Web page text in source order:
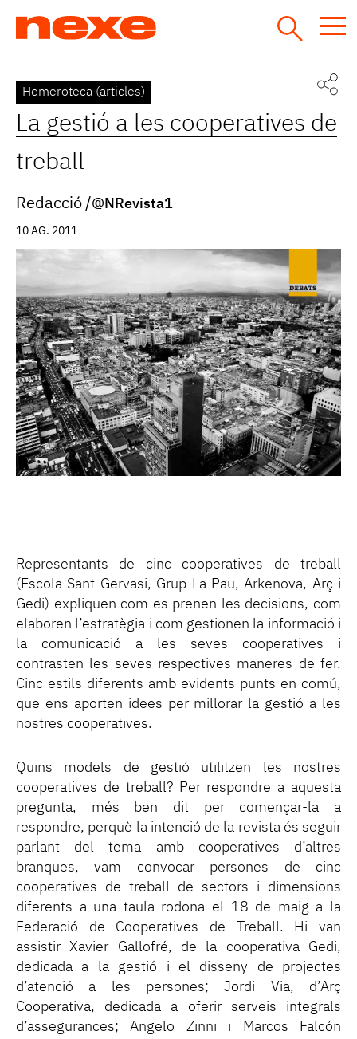
Back
to
top
Hemeroteca (articles)
La gestió a les cooperatives de
treball
Redacció @NRevista1
10 AG. 2011
Representants de cinc cooperatives de treball
(Escola Sant Gervasi, Grup La Pau, Arkenova, Arç i
Gedi) expliquen com es prenen les decisions, com
elaboren l’estratègia i com gestionen la informació i
la comunicació a les seves cooperatives i
contrasten les seves respectives maneres de fer.
Cinc estils diferents amb evidents punts en comú,
que ens aporten idees per millorar la gestió a les
nostres cooperatives.
Quins models de gestió utilitzen les nostres
cooperatives de treball? Per respondre a aquesta
pregunta, més ben dit per començar-la a
respondre, perquè la intenció de la revista és seguir
parlant del tema amb cooperatives d’altres
branques, vam convocar persones de cinc
cooperatives de treball de sectors i dimensions
diferents a una taula rodona el 18 de maig a la
Federació de Cooperatives de Treball. Hi van
assistir Xavier Gallofré, de la cooperativa Gedi,
dedicada a la gestió i el disseny de projectes
d’atenció a les persones; Jordi Via, d’Arç
Cooperativa, dedicada a oferir serveis integrals
d’assegurances; Angelo Zinni i Marcos Falcón